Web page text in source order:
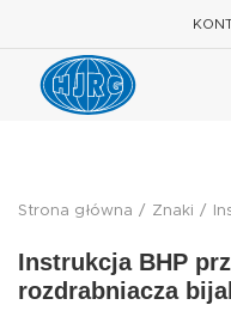
Strona główna Znaki
Instrukcja BHP
rozdrabniacza